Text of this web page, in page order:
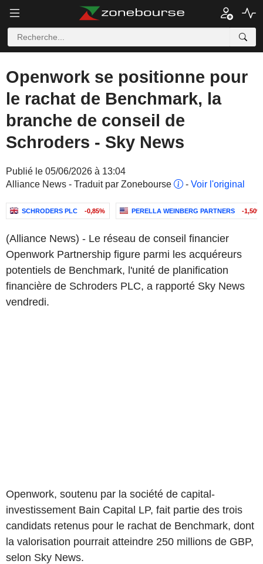
Openwork se positionne pour
le rachat de Benchmark, la
branche de conseil de
Schroders - Sky News
Publié le 05/06/2026 à 13:04
Alliance News - Traduit par Zonebourse
- Voir l'original
SCHRODERS PLC -0,85% PERELLA WEINBERG PARTNERS -1,50%
(Alliance News) - Le réseau de conseil financier
Openwork Partnership figure parmi les acquéreurs
potentiels de Benchmark, l'unité de planification
financière de Schroders PLC, a rapporté Sky News
vendredi.
Openwork, soutenu par la société de capital-
investissement Bain Capital LP, fait partie des trois
candidats retenus pour le rachat de Benchmark, dont
la valorisation pourrait atteindre 250 millions de GBP,
selon Sky News.